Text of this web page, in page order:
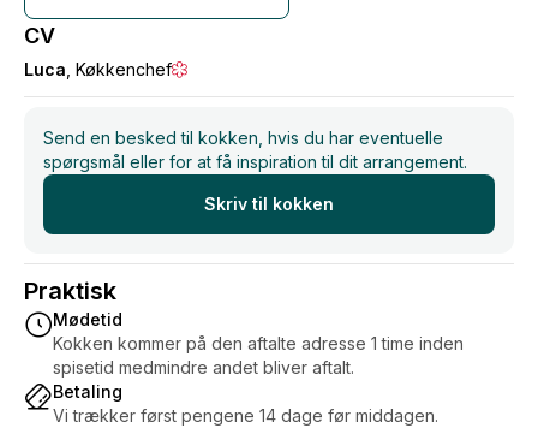
CV
Luca , Køkkenchef
Send en besked til kokken, hvis du har eventuelle
spørgsmål eller for at få inspiration til dit arrangement.
Skriv til kokken
Praktisk
Mødetid
Kokken kommer på den aftalte adresse 1 time inden
spisetid medmindre andet bliver aftalt.
Betaling
Vi trækker først pengene 14 dage før middagen.